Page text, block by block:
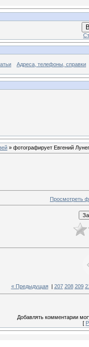
Адреса, телефоны, справки
» фотографирует Евгений
Просмотреть
« Предыдущая| 207 208 209
Добавлять комментарии
[